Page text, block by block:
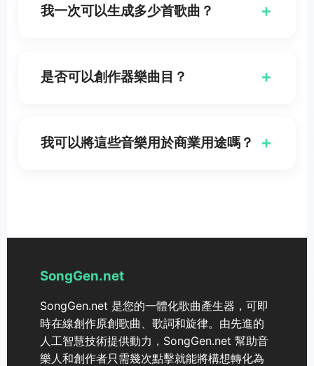
情緒、聲音和樂器，讓您可以完全自訂。
我一次可以生成多少首歌曲？ +
是否可以創作器樂曲目？ +
適合影片、冥想或任何其他用途的背景音樂。
我可以將這些音樂用於商業用途嗎？ +
SongGen.net
SongGen.net 是您的一體化歌曲產生器，可即
時在線創作原創歌曲、歌詞和旋律。由先進的
人工智慧技術提供動力，SongGen.net 幫助音
樂人和創作者只需幾次點擊就能將構想轉化為